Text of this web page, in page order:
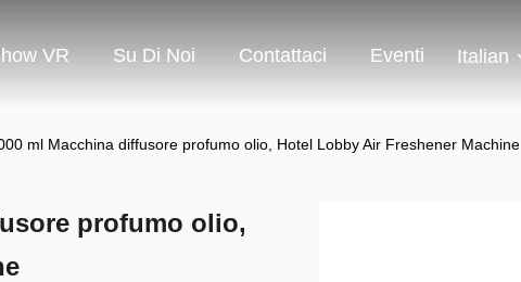
VR Su Di Noi Contattaci Eventi Italian
ml Macchina diffusore profumo olio, Hotel Lobby Air Freshener Machine
profumo olio,